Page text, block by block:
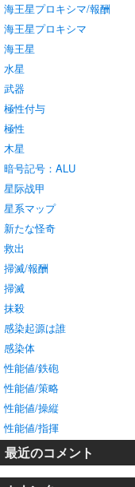
海王星プロキシマ/報酬
海王星プロキシマ
海王星
水星
武器
極性付与
極性
木星
暗号記号：ALU
星际战甲
星系マップ
新たな怪奇
救出
掃滅/報酬
掃滅
抹殺
感染起源は誰
感染体
性能値/鉄砲
性能値/策略
性能値/操縦
性能値/指揮
最近のコメント